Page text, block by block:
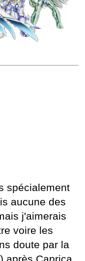
spécialement
aucune des
j'aimerais
voire les
doute par la